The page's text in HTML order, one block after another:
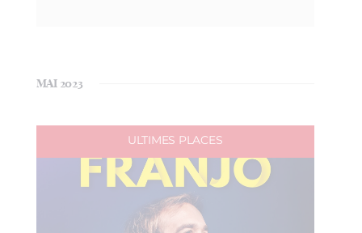
MAI 2023
ULTIMES PLACES